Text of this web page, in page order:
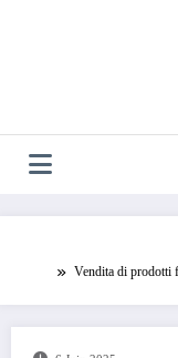
Vendita di prodotti